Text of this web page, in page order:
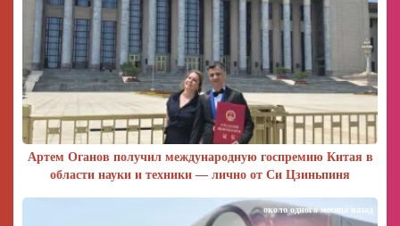
Артем Оганов получил международную госпремию Китая в
области науки и техники — лично от Си Цзиньпиня
около одного месяца назад